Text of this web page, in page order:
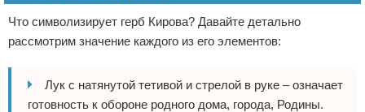
Что символизирует герб Кирова? Давайте детально
рассмотрим значение каждого из его элементов:
Лук с натянутой тетивой и стрелой в руке – означает
готовность к обороне родного дома, города, Родины.